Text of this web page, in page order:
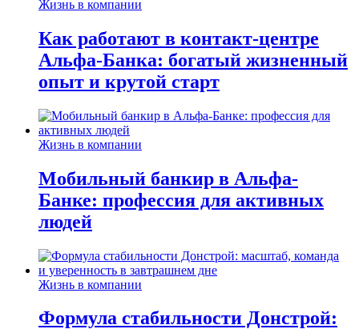
Жизнь в компании
Как работают в контакт-центре
Альфа-Банка: богатый жизненный
опыт и крутой старт
Жизнь в компании
Мобильный банкир в Альфа-
Банке: профессия для активных
людей
Жизнь в компании
Формула стабильности Донстрой: